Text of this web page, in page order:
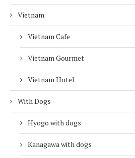
Vietnam
Vietnam Cafe
Vietnam Gourmet
Vietnam Hotel
With Dogs
Hyogo with dogs
Kanagawa with dogs